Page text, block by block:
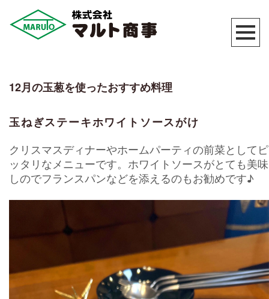
12月の玉葱を使ったおすすめ料理
玉ねぎステーキホワイトソースがけ
クリスマスディナーやホームパーティの前菜としてピ
ッタリなメニューです。ホワイトソースがとても美味
しのでフランスパンなどを添えるのもお勧めです♪